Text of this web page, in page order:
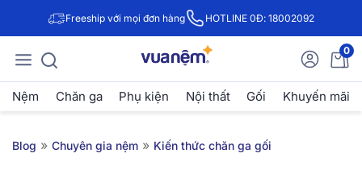
Freeship với mọi đơn hàng HOTLINE 0Đ: 18002092
0
Nệm Chăn ga Phụ kiện Nội thất Gối Khuyến mãi
Blog » Chuyên gia nệm » Kiến thức chăn ga gối